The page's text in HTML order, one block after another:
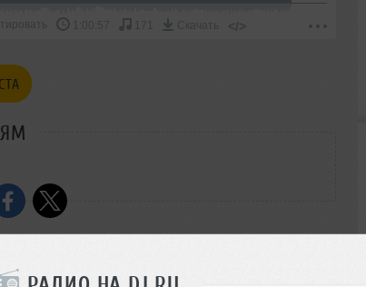
1:00:57 171 Скачать </>